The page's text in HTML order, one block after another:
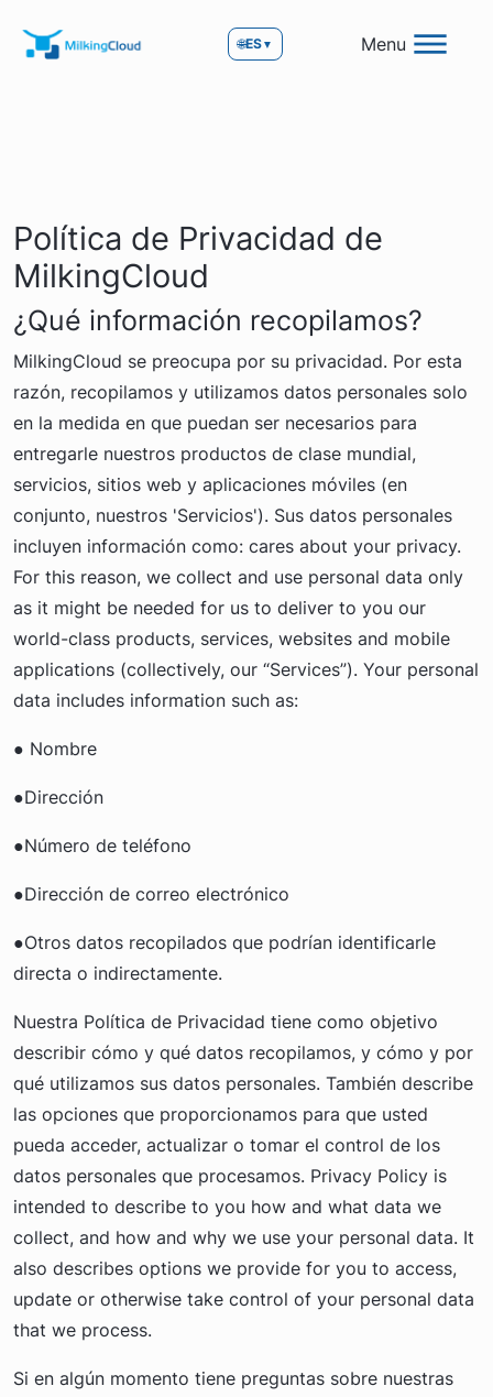
🌐ES▼ Menu
Política de Privacidad de
MilkingCloud
¿Qué información recopilamos?
MilkingCloud se preocupa por su privacidad. Por esta
razón, recopilamos y utilizamos datos personales solo
en la medida en que puedan ser necesarios para
entregarle nuestros productos de clase mundial,
servicios, sitios web y aplicaciones móviles (en
conjunto, nuestros 'Servicios'). Sus datos personales
incluyen información como: cares about your privacy.
For this reason, we collect and use personal data only
as it might be needed for us to deliver to you our
world-class products, services, websites and mobile
applications (collectively, our “Services”). Your personal
data includes information such as:
● Nombre
●Dirección
●Número de teléfono
●Dirección de correo electrónico
●Otros datos recopilados que podrían identificarle
directa o indirectamente.
Nuestra Política de Privacidad tiene como objetivo
describir cómo y qué datos recopilamos, y cómo y por
qué utilizamos sus datos personales. También describe
las opciones que proporcionamos para que usted
pueda acceder, actualizar o tomar el control de los
datos personales que procesamos. Privacy Policy is
intended to describe to you how and what data we
collect, and how and why we use your personal data. It
also describes options we provide for you to access,
update or otherwise take control of your personal data
that we process.
Si en algún momento tiene preguntas sobre nuestras